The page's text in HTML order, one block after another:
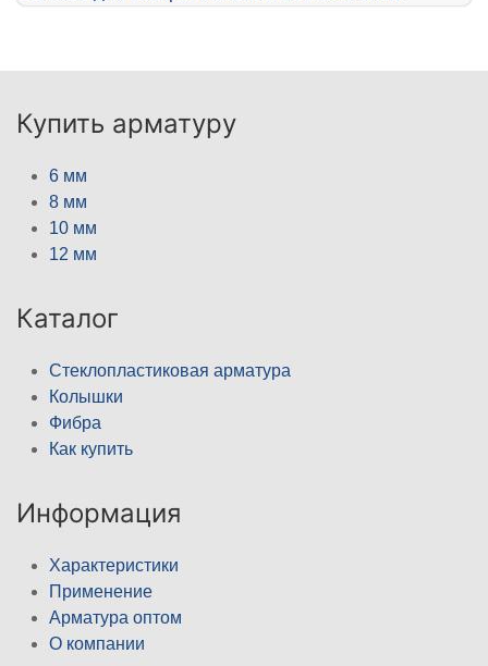
Купить арматуру
6 мм
8 мм
10 мм
12 мм
Каталог
Стеклопластиковая арматура
Колышки
Фибра
Как купить
Информация
Характеристики
Применение
Арматура оптом
О компании